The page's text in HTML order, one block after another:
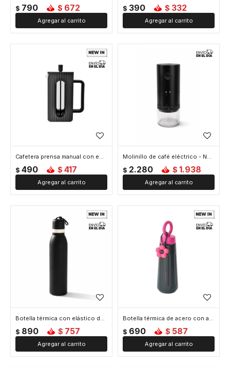
$ 790 $ 672 $ 390 $ 332
Cafetera prensa manual con embolo facetada - 600ml - Negro
$ 490 $ 417
Molinillo de café eléctrico - Negro
$ 2.280 $ 1.938
Botella térmica con elástico de agarre 700ml - Negro
$ 890 $ 757
Botella térmica de acero con asa y colgante de flor 450ml - Negro
$ 690 $ 587